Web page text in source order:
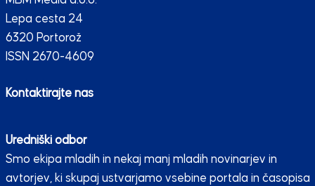
Lepa cesta 24
6320 Portorož
ISSN 2670-4609
Kontaktirajte nas
Uredniški odbor
Smo ekipa mladih in nekaj manj mladih novinarjev in
avtorjev, ki skupaj ustvarjamo vsebine portala in časopisa